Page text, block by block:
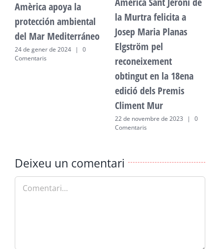
Amèrica apoya la
protección ambiental
del Mar Mediterráneo
24 de gener de 2024 |
0
Comentaris
la Murtra felicita a
Josep Maria Planas
Elgström pel
reconeixement
obtingut en la 18ena
edició dels Premis
Climent Mur
22 de novembre de 2023 |
0
Comentaris
Deixeu un comentari